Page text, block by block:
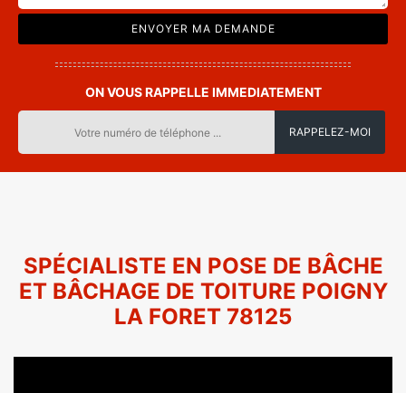
ON VOUS RAPPELLE IMMEDIATEMENT
SPÉCIALISTE EN POSE DE BÂCHE
ET BÂCHAGE DE TOITURE POIGNY
LA FORET 78125